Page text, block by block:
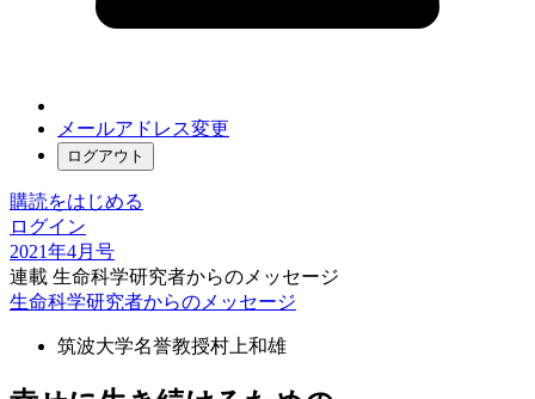
メールアドレス変更
ログアウト
購読をはじめる
ログイン
2021年4月号
連載 生命科学研究者からのメッセージ
生命科学研究者からのメッセージ
筑波大学名誉教授村上和雄